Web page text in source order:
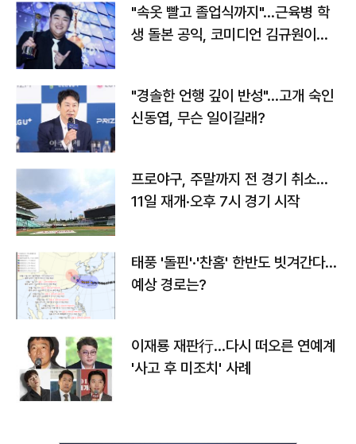
"속옷 빨고 졸업식까지"…근육병 학
생 돌본 공익, 코미디언 김규원이었
"경솔한 언행 깊이 반성"…고개 숙인
신동엽, 무슨 일이길래?
프로야구, 주말까지 전 경기 취소…
11일 재개·오후 7시 경기 시작
태풍 '돌핀'·'찬홈' 한반도 빗겨간다…
예상 경로는?
이재룡 재판行…다시 떠오른 연예계
'사고 후 미조치' 사례